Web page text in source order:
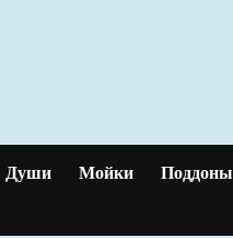
Души Мойки Поддоны